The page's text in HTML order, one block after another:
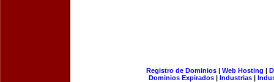
Registro de Dominios| Web Hosting |
Dominios Expirados | Industrias |